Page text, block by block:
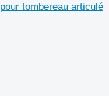
tombereau articulé